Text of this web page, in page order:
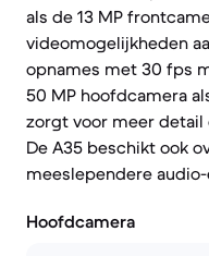
als de 13 MP
videomogelijkheden
opnames met 30 fps
50 MP hoofdcamera
zorgt voor meer
De A35 beschikt ook
meeslependere
Hoofdcamera